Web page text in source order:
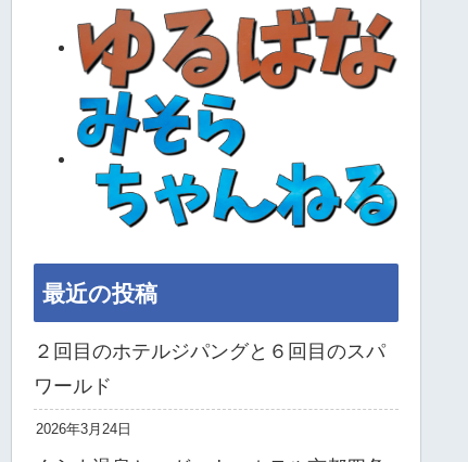
最近の投稿
２回目のホテルジパングと６回目のスパ
ワールド
2026年3月24日